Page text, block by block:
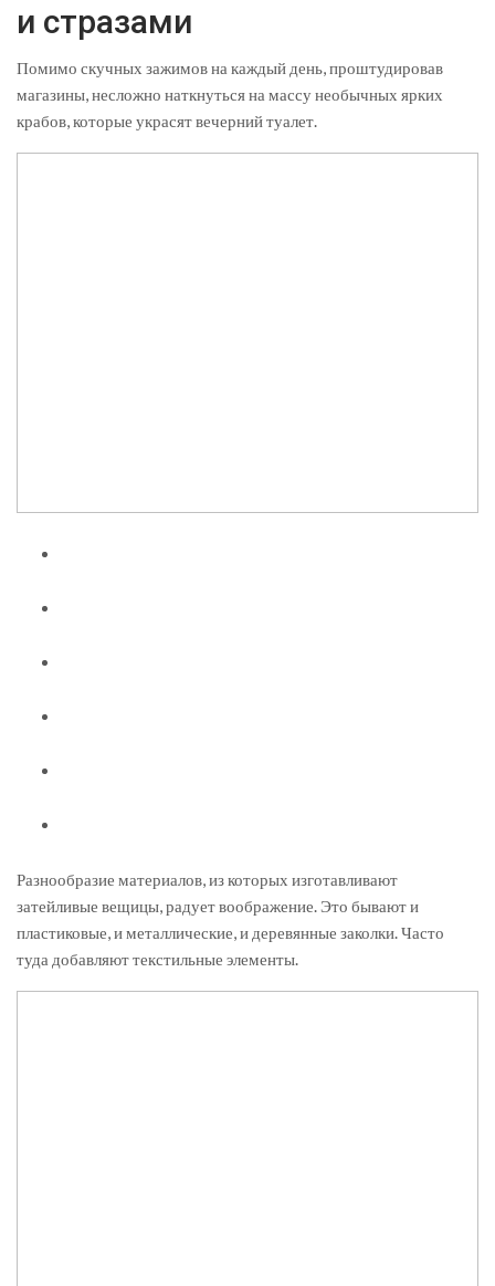
и стразами
Помимо скучных зажимов на каждый день, проштудировав
магазины, несложно наткнуться на массу необычных ярких
крабов, которые украсят вечерний туалет.
Разнообразие материалов, из которых изготавливают
затейливые вещицы, радует воображение. Это бывают и
пластиковые, и металлические, и деревянные заколки. Часто
туда добавляют текстильные элементы.